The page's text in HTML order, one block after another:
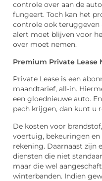
controle over aan de
fungeert. Toch kan het
controle ook teruggeven
alert moet blijven voor
over moet nemen.
Premium Private Lease
Private Lease is een
maandtarief, all-in.
een gloednieuwe auto.
pech krijgen, dan kunt u
De kosten voor
voertuig, bekeuringen
rekening. Daarnaast zijn
diensten die niet
maar die wel
winterbanden. Indien